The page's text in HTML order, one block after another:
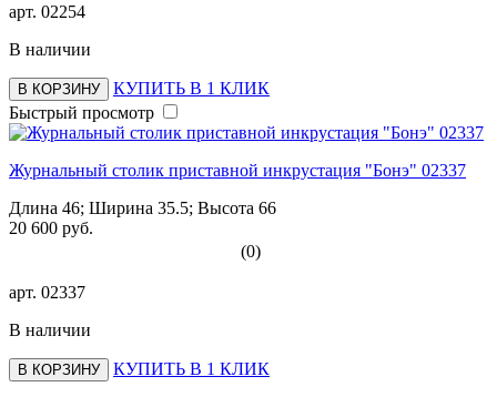
арт. 02254
В наличии
В КОРЗИНУ
КУПИТЬ В 1 КЛИК
Быстрый просмотр
Журнальный столик приставной инкрустация "Бонэ" 02337
Длина 46; Ширина 35.5; Высота 66
20 600 руб.
(0)
арт. 02337
В наличии
В КОРЗИНУ КУПИТЬ В 1 КЛИК